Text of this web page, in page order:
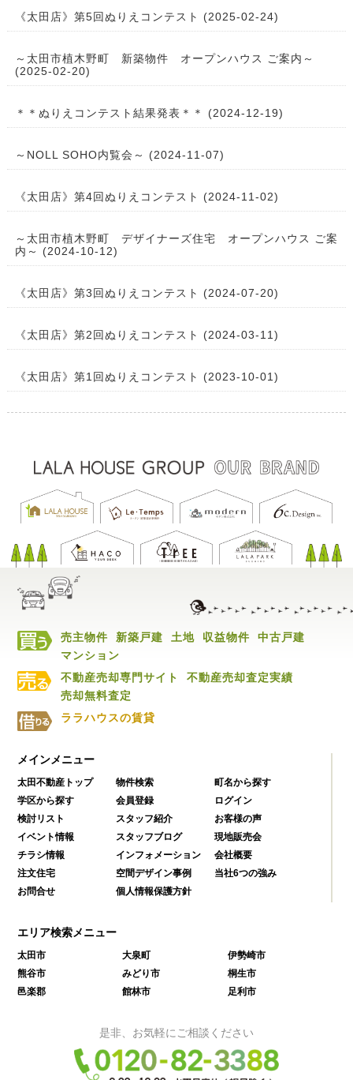
《太田店》第5回ぬりえコンテスト (2025-02-24)
～太田市植木野町 新築物件 オープンハウス ご案内～
(2025-02-20)
＊＊ぬりえコンテスト結果発表＊＊ (2024-12-19)
～NOLL SOHO内覧会～ (2024-11-07)
《太田店》第4回ぬりえコンテスト (2024-11-02)
～太田市植木野町 デザイナーズ住宅 オープンハウス ご案
内～ (2024-10-12)
《太田店》第3回ぬりえコンテスト (2024-07-20)
《太田店》第2回ぬりえコンテスト (2024-03-11)
《太田店》第1回ぬりえコンテスト (2023-10-01)
売主物件 新築戸建 土地 収益物件
中古戸建
マンション
不動産売却専門サイト
不動産売却査定実績
売却無料査定
ララハウスの賃貸
メインメニュー
太田不動産トップ 物件検索
町名から探す
学区から探す
会員登録
ログイン
検討リスト
スタッフ紹介
お客様の声
イベント情報
スタッフブログ
現地販売会
チラシ情報
インフォメーション
会社概要
注文住宅
空間デザイン事例
当社6つの強み
お問合せ
個人情報保護方針
エリア検索メニュー
太田市 大泉町
伊勢崎市
熊谷市
みどり市
桐生市
邑楽郡
館林市 足利市
是非、お気軽にご相談ください